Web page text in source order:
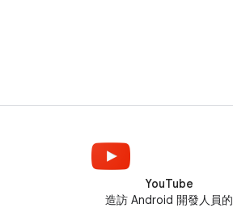
YouTube
造訪 Android 開發人員的